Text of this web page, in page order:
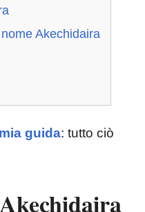
Akechidaira
guida: tutto ciò